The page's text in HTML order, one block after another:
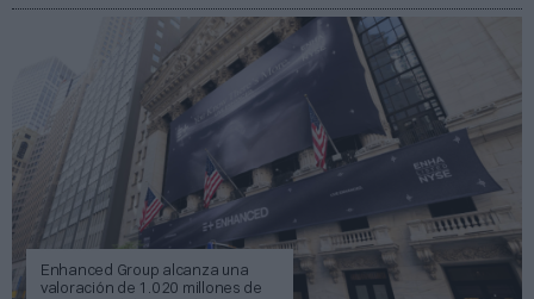
Enhanced Group alcanza una
valoración de 1.020 millones de